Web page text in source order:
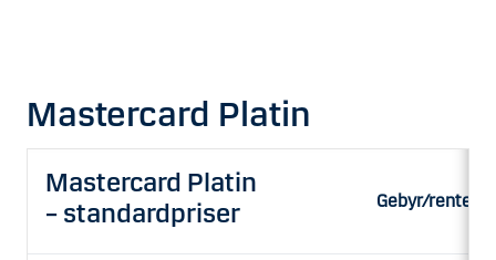
Mastercard Platin
Mastercard Platin
– standardpriser
Gebyr/rente